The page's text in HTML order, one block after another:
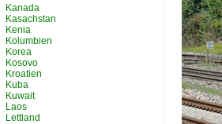
Kanada
Kasachstan
Kenia
Kolumbien
Korea
Kosovo
Kroatien
Kuba
Kuwait
Laos
Lettland